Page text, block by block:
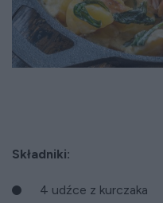
Składniki:
4 udźce z kurczaka